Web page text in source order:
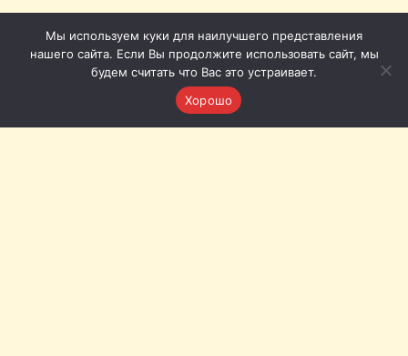
Мы используем куки для наилучшего представления
нашего сайта. Если Вы продолжите использовать сайт, мы
будем считать что Вас это устраивает.
Хорошо